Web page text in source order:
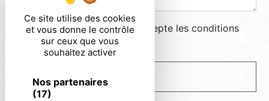
Ce site utilise des cookies
et vous donne le contrôle
sur ceux que vous
souhaitez activer
Nos partenaires
(17)
En cochant cette case, j'accepte les conditions
particulières ci-dessous **